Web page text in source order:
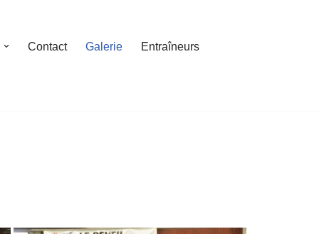
Contact Galerie
Entraîneurs